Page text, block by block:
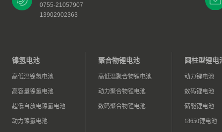
0755-21057907
13902902363
镍氢电池
高低温镍氢电池
高容量镍氢电池
超低自放电镍氢电池
动力镍氢电池
聚合物锂电池
高低温聚合物锂电池
动力聚合物锂电池
数码聚合物锂电池
圆柱型锂电
动力锂电池
数码锂电池
储能锂电池
18650锂电池